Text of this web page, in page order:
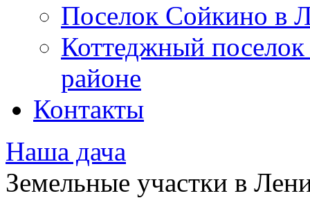
Поселок Сойкино в
Коттеджный
районе
Контакты
Наша дача
Земельные участки в